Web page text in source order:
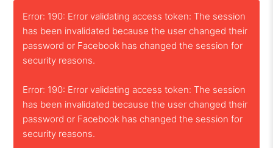
Error: 190: Error validating access token: The session
has been invalidated because the user changed their
password or Facebook has changed the session for
security reasons.
Error: 190: Error validating access token: The session
has been invalidated because the user changed their
password or Facebook has changed the session for
security reasons.